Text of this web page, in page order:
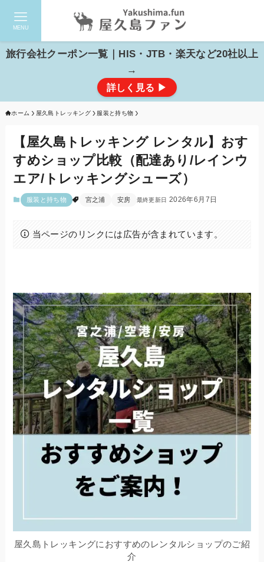
MENU
旅行会社クーポン一覧｜HIS・JTB・楽天など20社以上
→
詳しく見る ▶
ホーム 屋久島トレッキング 服装と持ち物
【屋久島トレッキング レンタル】おす
すめショップ比較（配達あり/レインウ
エア/トレッキングシューズ）
服装と持ち物 宮之浦 安房 2026年6月7日
当ページのリンクには広告が含まれています。
屋久島トレッキングにおすすめのレンタルショップのご紹
介